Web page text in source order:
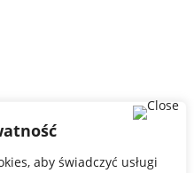
aby świadczyć usługi